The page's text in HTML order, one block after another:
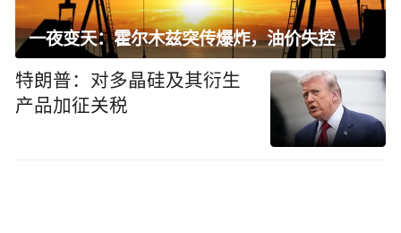
一夜变天：霍尔木兹突传爆炸，油价失控
特朗普：对多晶硅及其衍生
产品加征关税